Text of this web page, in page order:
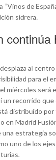
de
sidrera.
continúa
al centro
para el
miércoles será
un recorrido que
distribuido
en Madrid
estrategia
uno de los